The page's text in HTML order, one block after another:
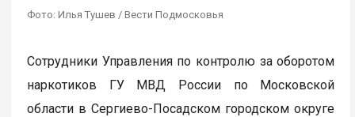
Фото: Илья Тушев / Вести Подмосковья
Сотрудники Управления по контролю за оборотом
наркотиков ГУ МВД России по Московской
области в Сергиево-Посадском городском округе